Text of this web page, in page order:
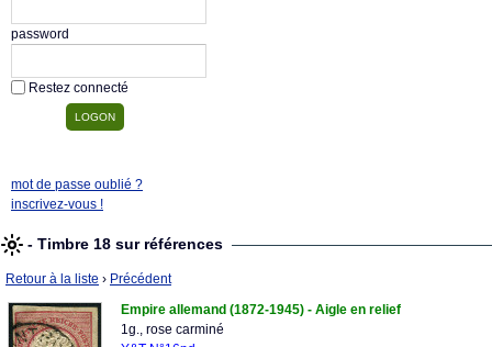
password
Restez connecté
mot de passe oublié ?
inscrivez-vous !
- Timbre 18 sur références
Retour à la liste › Précédent
Empire allemand (1872-1945) - Aigle en relief
1g., rose carminé